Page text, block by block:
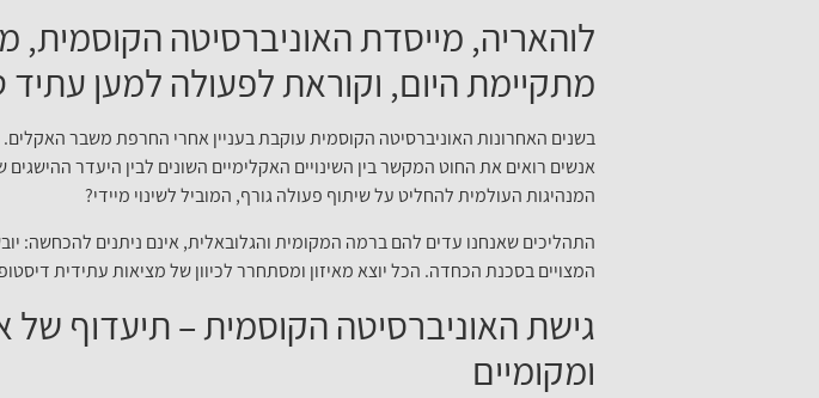
לוהאריה, מייסדת האוניברסיטה הקוסמית,
מתקיימת היום, וקוראת לפעולה למען עתיד
בשנים האחרונות האוניברסיטה הקוסמית עוקבת בעניין אחרי החרפת משבר
אנשים רואים את החוט המקשר בין השינויים האקלימיים השונים לבין היעדר
המנהיגות העולמית להחליט על שיתוף פעולה גורף, המוביל לשינוי מיידי?
התהליכים שאנחנו עדים להם ברמה המקומית והגלובאלית, אינם ניתנים להכחשה: יובש
המצויים בסכנת הכחדה. הכל יוצא מאיזון ומסתחרר לכיוון של מציאות עתידית
גישת האוניברסיטה הקוסמית – תיעדוף של
ומקומיים